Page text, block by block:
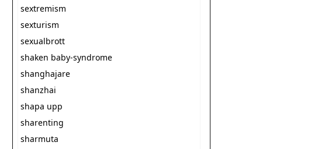
sextremism
sexturism
sexualbrott
shaken baby-syndrome
shanghajare
shanzhai
shapa upp
sharenting
sharmuta